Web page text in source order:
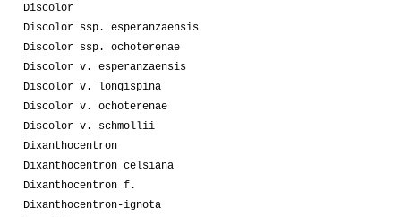
Discolor
Discolor ssp. esperanzaensis
Discolor ssp. ochoterenae
Discolor v. esperanzaensis
Discolor v. longispina
Discolor v. ochoterenae
Discolor v. schmollii
Dixanthocentron
Dixanthocentron celsiana
Dixanthocentron f.
Dixanthocentron-ignota